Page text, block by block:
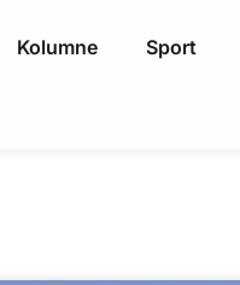
Kolumne Sport